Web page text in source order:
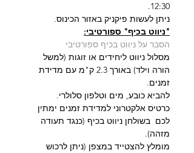
12:30.
ניתן לעשות פיקניק באזור הכינוס.
"ניווט בכיף" ספורטיבי:
הסבר על ניווט בכיף ספורטיבי
מסלול ניווט ליחידים או זוגות (למשל
הורה וילד) באורך 2.3 ק"מ עם מדידת
זמנים.
להביא כובע, מים וטלפון סלולרי.
כרטיס אלקטרוני למדידת זמנים ימתין
לכם  בשולחן ניווט בכיף (כנגד תעודה
מזהה).
מומלץ להצטייד במצפן (ניתן לרכוש